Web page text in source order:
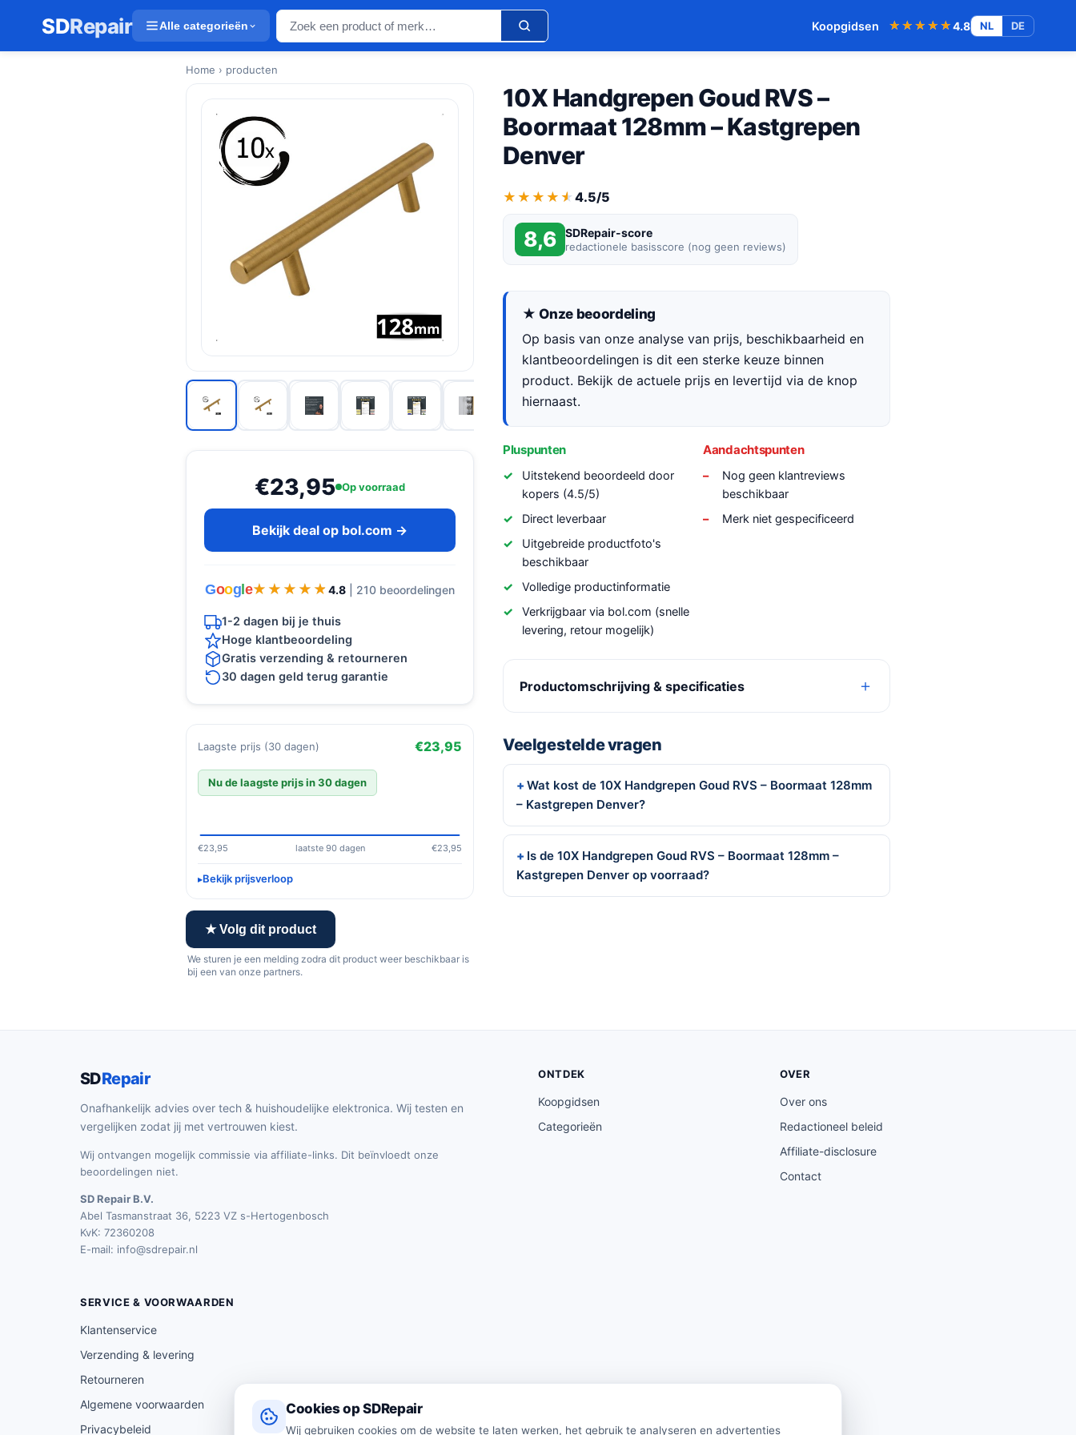
Cookies op SDRepair
Wij gebruiken cookies om de website te laten werken, het gebruik te analyseren en advertenties
SDRepair Alle categorieën Koopgidsen ★★★★★
★★★★★4.8 NL DE
Home › producten
€23,95 Op voorraad
Bekijk deal op bol.com →
Goog e★★★★★
★★★★★ 4.8 | 210 beoordelingen
1-2 dagen bij je thuis
Hoge klantbeoordeling
Gratis verzending & retourneren
30 dagen geld terug garantie
Laagste prijs (30 dagen) €23,95
Nu de laagste prijs in 30 dagen
€23,95 laatste 90 dagen €23,95
Bekijk prijsverloop
★ Volg dit product
We sturen je een melding zodra dit product weer beschikbaar is
bij een van onze partners.
10X Handgrepen Goud RVS –
Boormaat 128mm – Kastgrepen
Denver
★★★★★
★★★★★ 4.5/5
8,6 SDRepair-score
redactionele basisscore (nog geen reviews)
★ Onze beoordeling
Op basis van onze analyse van prijs, beschikbaarheid en
klantbeoordelingen is dit een sterke keuze binnen
product. Bekijk de actuele prijs en levertijd via de knop
hiernaast.
Pluspunten
Uitstekend beoordeeld door
kopers (4.5/5)
Direct leverbaar
Uitgebreide productfoto's
beschikbaar
Volledige productinformatie
Verkrijgbaar via bol.com (snelle
levering, retour mogelijk)
Aandachtspunten
Nog geen klantreviews
beschikbaar
Merk niet gespecificeerd
Productomschrijving & specificaties
Veelgestelde vragen
Wat kost de 10X Handgrepen Goud RVS – Boormaat 128mm
– Kastgrepen Denver?
Is de 10X Handgrepen Goud RVS – Boormaat 128mm –
Kastgrepen Denver op voorraad?
SDRepair
Onafhankelijk advies over tech & huishoudelijke elektronica. Wij testen en
vergelijken zodat jij met vertrouwen kiest.
Wij ontvangen mogelijk commissie via affiliate-links. Dit beïnvloedt onze
beoordelingen niet.
SD Repair B.V.
Abel Tasmanstraat 36, 5223 VZ s-Hertogenbosch
KvK: 72360208
E-mail: info@sdrepair.nl
ONTDEK
Koopgidsen
Categorieën
OVER
Over ons
Redactioneel beleid
Affiliate-disclosure
Contact
SERVICE & VOORWAARDEN
Klantenservice
Verzending & levering
Retourneren
Algemene voorwaarden
Privacybeleid